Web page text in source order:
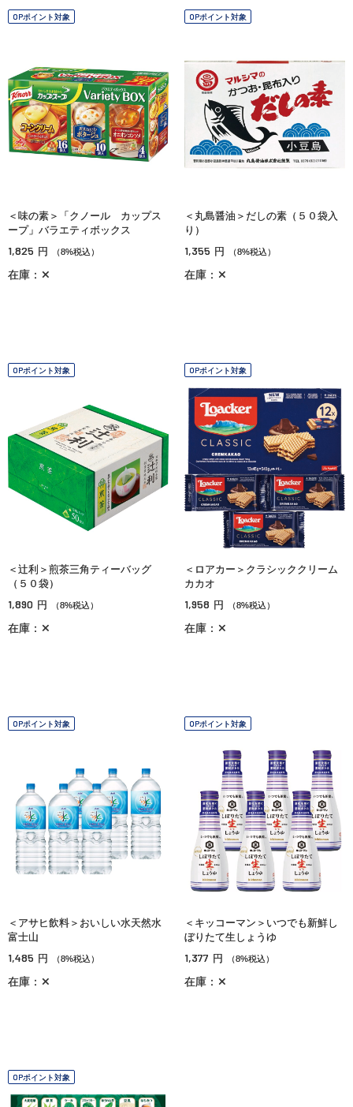
OPポイント対象
＜味の素＞「クノール カップス
ープ」バラエティボックス
1,825 円 （8%税込）
在庫：✕
OPポイント対象
＜丸島醤油＞だしの素（５０袋入
り）
1,355 円 （8%税込）
在庫：✕
OPポイント対象
＜辻利＞煎茶三角ティーバッグ
（５０袋）
1,890 円 （8%税込）
在庫：✕
OPポイント対象
＜ロアカー＞クラシッククリーム
カカオ
1,958 円 （8%税込）
在庫：✕
OPポイント対象
＜アサヒ飲料＞おいしい水天然水
富士山
1,485 円 （8%税込）
在庫：✕
OPポイント対象
＜キッコーマン＞いつでも新鮮し
ぼりたて生しょうゆ
1,377 円 （8%税込）
在庫：✕
OPポイント対象